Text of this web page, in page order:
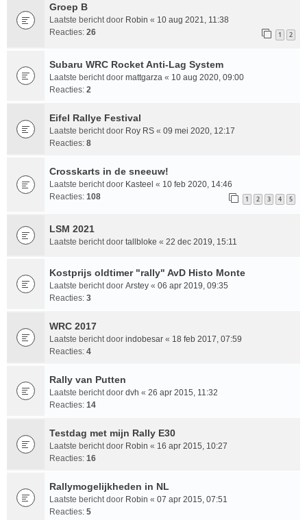
Groep B
Laatste bericht door Robin « 10 aug 2021, 11:38
Reacties: 26 1 2
Subaru WRC Rocket Anti-Lag System
Laatste bericht door mattgarza « 10 aug 2020, 09:00
Reacties: 2
Eifel Rallye Festival
Laatste bericht door Roy RS « 09 mei 2020, 12:17
Reacties: 8
Crosskarts in de sneeuw!
Laatste bericht door Kasteel « 10 feb 2020, 14:46
Reacties: 108 1 2 3 4 5
LSM 2021
Laatste bericht door tallbloke « 22 dec 2019, 15:11
Kostprijs oldtimer "rally" AvD Histo Monte
Laatste bericht door Arstey « 06 apr 2019, 09:35
Reacties: 3
WRC 2017
Laatste bericht door indobesar « 18 feb 2017, 07:59
Reacties: 4
Rally van Putten
Laatste bericht door dvh « 26 apr 2015, 11:32
Reacties: 14
Testdag met mijn Rally E30
Laatste bericht door Robin « 16 apr 2015, 10:27
Reacties: 16
Rallymogelijkheden in NL
Laatste bericht door Robin « 07 apr 2015, 07:51
Reacties: 5